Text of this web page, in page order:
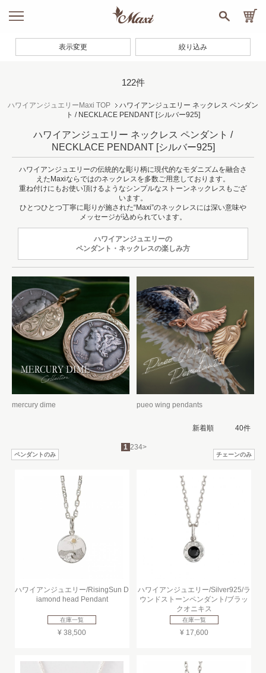
122件
ハワイアンジュエリーMaxi TOP
ハワイアンジュエリー ネックレス ペンダン
ト / NECKLACE PENDANT [シルバー925]
ハワイアンジュエリー ネックレス ペンダント /
NECKLACE PENDANT [シルバー925]
ハワイアンジュエリーの伝統的な彫り柄に現代的なモダニズムを融合さ
えたMaxiならではのネックレスを多数ご用意しております。
重ね付けにもお使い頂けるようなシンプルなストーンネックレスもござ
います。
ひとつひとつ丁寧に彫りが施された“Maxi”のネックレスには深い意味や
メッセージが込められています。
ハワイアンジュエリーの
ペンダント・ネックレスの楽しみ方
mercury dime pueo wing pendants
1 234>
ペンダントのみ チェーンのみ
ハワイアンジュエリー/RisingSun D
iamond head Pendant
在庫一覧
¥ 38,500
ハワイアンジュエリー/Silver925/ラ
ウンドストーンペンダント/ブラッ
クオニキス
在庫一覧
¥ 17,600
表示変更 絞り込み